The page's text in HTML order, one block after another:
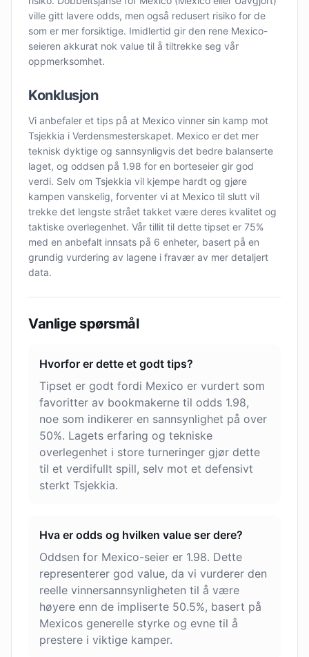
ville gitt lavere odds, men også redusert risiko for de
som er mer forsiktige. Imidlertid gir den rene Mexico-
seieren akkurat nok value til å tiltrekke seg vår
oppmerksomhet.
Konklusjon
Vi anbefaler et tips på at Mexico vinner sin kamp mot
Tsjekkia i Verdensmesterskapet. Mexico er det mer
teknisk dyktige og sannsynligvis det bedre balanserte
laget, og oddsen på 1.98 for en borteseier gir god
verdi. Selv om Tsjekkia vil kjempe hardt og gjøre
kampen vanskelig, forventer vi at Mexico til slutt vil
trekke det lengste strået takket være deres kvalitet og
taktiske overlegenhet. Vår tillit til dette tipset er 75%
med en anbefalt innsats på 6 enheter, basert på en
grundig vurdering av lagene i fravær av mer detaljert
data.
Vanlige spørsmål
Hvorfor er dette et godt tips?
Tipset er godt fordi Mexico er vurdert som
favoritter av bookmakerne til odds 1.98,
noe som indikerer en sannsynlighet på over
50%. Lagets erfaring og tekniske
overlegenhet i store turneringer gjør dette
til et verdifullt spill, selv mot et defensivt
sterkt Tsjekkia.
Hva er odds og hvilken value ser dere?
Oddsen for Mexico-seier er 1.98. Dette
representerer god value, da vi vurderer den
reelle vinnersannsynligheten til å være
høyere enn de impliserte 50.5%, basert på
Mexicos generelle styrke og evne til å
prestere i viktige kamper.